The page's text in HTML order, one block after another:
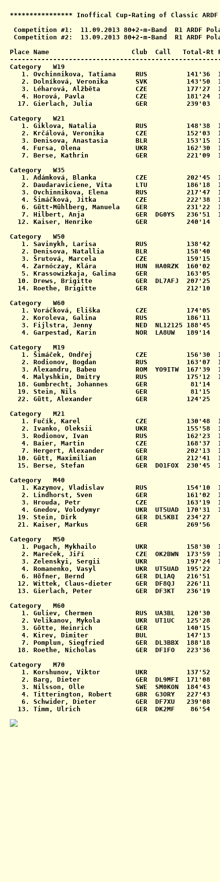
**************** Inoffical Cup-Rating of Classic
Competition #1:  11.09.2013 80+2-m-Band  R1 ARDF
Competition #2:  13.09.2013 80+2-m-Band  R1 ARDF
Place Name                     Club  Call   Total-Rt Fn
Category   W19
1. Ovchinnikova, Tatiana     RUS          141'36
2. Dolníková, Veronika       SVK          143'50
3. Léharová, Alžběta         CZE          177'27
4. Horová, Pavla             CZE          181'24
17. Gierlach, Julia           GER          239'03
Category   W21
1. Giklova, Natalia          RUS          148'38
2. Krčálová, Veronika        CZE          152'03
3. Denisova, Anastasia       BLR          153'15
4. Fursa, Olena              UKR          162'30
7. Berse, Kathrin            GER          221'09
Category   W35
1. Adámková, Blanka          CZE          202'45
2. Daudaraviciene, Vita      LTU          186'18
3. Ovchinnikova, Elena       RUS          217'47
4. Šimáčková, Jitka          CZE          222'38
6. Gütt-Mühlberg, Manuela    GER          231'22
7. Hilbert, Anja             GER  DG0YS   236'51
12. Kaiser, Henrike           GER          240'14
Category   W50
1. Savinykh, Larisa          RUS          138'42
2. Denisova, Natallia        BLR          158'40
3. Šrutová, Marcela          CZE          159'15
4. Zarnóczay, Klára          HUN  HA0RZK  160'02
5. Krassowizkaja, Galina     GER          163'05
10. Drews, Brigitte           GER  DL7AFJ  207'25
14. Roethe, Brigitte          GER          212'10
Category   W60
1. Voráčková, Eliška         CZE          174'05
2. Koroleva, Galina          RUS          186'11
3. Fijlstra, Jenny           NED  NL12125 188'45
4. Garpestad, Karin          NOR  LA8UW   189'14
Category   M19
1. Šimáček, Ondřej           CZE          156'30
2. Rodionov, Bogdan          RUS          163'07
3. Alexandru, Babeu          ROM  YO9ITW  167'39
4. Malyshkin, Dmitry         RUS          175'12
18. Gumbrecht, Johannes       GER           81'14
19. Stein, Nils               GER           81'15
22. Gütt, Alexander           GER          124'25
Category   M21
1. Fučík, Karel              CZE          130'48
2. Ivanko, Oleksii           UKR          155'58
3. Rodionov, Ivan            RUS          162'23
4. Baier, Martin             CZE          168'37
7. Hergert, Alexander        GER          202'13
10. Gütt, Maximilian          GER          212'41
15. Berse, Stefan             GER  DO1FOX  230'45
Category   M40
1. Kazymov, Vladislav        RUS          154'10
2. Lindhorst, Sven           GER          161'02
3. Hrouda, Petr              CZE          163'19
4. Gnedov, Volodymyr         UKR  UT5UAD  170'31
19. Stein, Dirk               GER  DL5KBI  234'27
21. Kaiser, Markus            GER          269'56
Category   M50
1. Pugach, Mykhailo          UKR          158'30
2. Mareček, Jiří             CZE  OK2BWN  173'59
3. Zelenskyi, Sergii         UKR          197'24
4. Romanenko, Vasyl          UKR  UT5UAD  195'22
6. Höfner, Bernd             GER  DL1AQ   216'51
12. Wittek, Claus-dieter      GER  DF8QJ   226'11
13. Gierlach, Peter           GER  DF3KT   236'19
Category   M60
1. Guliev, Chermen           RUS  UA3BL   120'30
2. Velikanov, Mykola         UKR  UT1UC   125'28
3. Götte, Heinrich           GER          140'15
4. Kirev, Dimiter            BUL          147'13
7. Pomplun, Siegfried        GER  DL3BBX  188'18
18. Roethe, Nicholas          GER  DF1FO   223'36
Category   M70
1. Korshunov, Viktor         UKR          137'52
2. Barg, Dieter              GER  DL9MFI  171'08
3. Nilsson, Olle             SWE  SM0KON  184'43
4. Titterington, Robert      GBR  G3ORY   227'43
6. Schwider, Dieter          GER  DF7XU   239'08